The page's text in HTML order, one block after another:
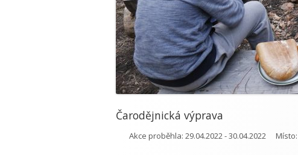
Čarodějnická výprava
Akce proběhla: 29.04.2022 - 30.04.2022 Místo: